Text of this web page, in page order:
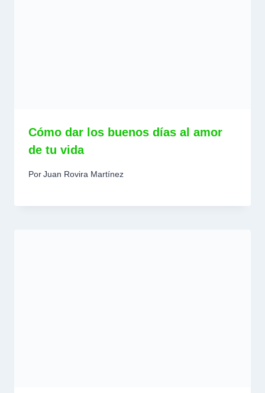
Cómo dar los buenos días al amor
de tu vida
PorJuan Rovira Martínez